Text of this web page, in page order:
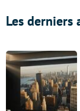
Les derniers